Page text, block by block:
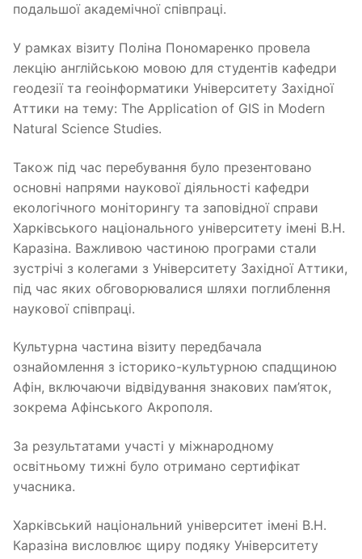
подальшої академічної співпраці.
У рамках візиту Поліна Пономаренко провела
лекцію англійською мовою для студентів кафедри
геодезії та геоінформатики Університету Західної
Аттики на тему: The Application of GIS in Modern
Natural Science Studies.
Також під час перебування було презентовано
основні напрями наукової діяльності кафедри
екологічного моніторингу та заповідної справи
Харківського національного університету імені В.Н.
Каразіна. Важливою частиною програми стали
зустрічі з колегами з Університету Західної Аттики,
під час яких обговорювалися шляхи поглиблення
наукової співпраці.
Культурна частина візиту передбачала
ознайомлення з історико-культурною спадщиною
Афін, включаючи відвідування знакових пам’яток,
зокрема Афінського Акрополя.
За результатами участі у міжнародному
освітньому тижні було отримано сертифікат
учасника.
Харківський національний університет імені В.Н.
Каразіна висловлює щиру подяку Університету